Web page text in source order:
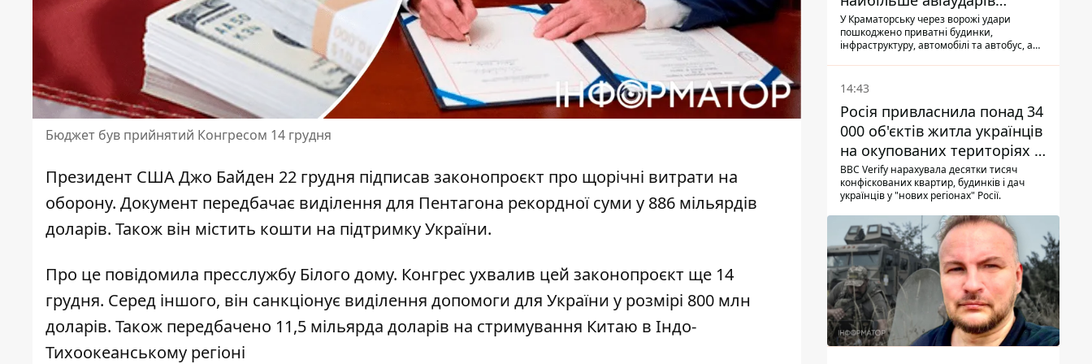
Бюджет був прийнятий Конгресом 14 грудня
Президент США Джо Байден 22 грудня підписав законопроєкт про щорічні витрати на
оборону. Документ передбачає виділення для Пентагона рекордної суми у 886 мільярдів
доларів. Також він містить кошти на підтримку України.
Про це повідомила пресслужбу Білого дому. Конгрес ухвалив цей законопроєкт ще 14
грудня. Серед іншого, він санкціонує виділення допомоги для України у розмірі 800 млн
доларів. Також передбачено 11,5 мільярда доларів на стримування Китаю в Індо-
Тихоокеанському регіоні
КАБ-250
У Краматорську через ворожі удари
пошкоджено приватні будинки,
інфраструктуру, автомобілі та автобус, а
14:43
Росія привласнила понад 34
000 об'єктів житла українців
на окупованих територіях -
розслідування BBC
BBC Verify нарахувала десятки тисяч
конфіскованих квартир, будинків і дач
українців у "нових регіонах" Росії.